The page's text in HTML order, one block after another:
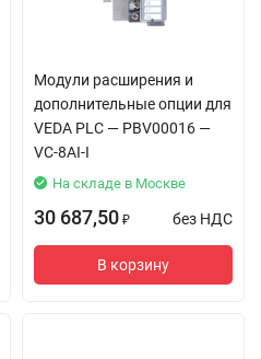
Модули расширения и
дополнительные опции для
VEDA PLC — PBV00016 —
VC-8AI-I
На складе в Москве
30 687,50 ₽ без НДС
В корзину